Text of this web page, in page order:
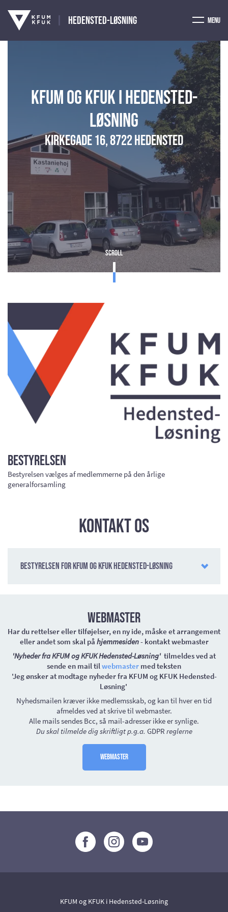
Hedensted-Løsning Menu
KFUM og KFUK i Hedensted-
Løsning
Kirkegade 16, 8722 Hedensted
Scroll
Bestyrelsen
Bestyrelsen vælges af medlemmerne på den årlige
generalforsamling
Kontakt os
Bestyrelsen for KFUM og KFUK Hedensted-Løsning
Webmaster
Har du rettelser eller tilføjelser, en ny ide, måske et arrangement
eller andet som skal på hjemmesiden- kontakt webmaster
'Nyheder fra KFUM og KFUK Hedensted-Løsning'tilmeldes ved at
sende en mail til webmaster med teksten
'Jeg ønsker at modtage nyheder fra KFUM og KFUK Hedensted-
Løsning'
Nyhedsmailen kræver ikke medlemsskab, og kan til hver en tid
afmeldes ved at skrive til webmaster.
Alle mails sendes Bcc, så mail-adresser ikke er synlige.
Du skal tilmelde dig skriftligtp.g.a. GDPR reglerne
Webmaster
KFUM og KFUK i Hedensted-Løsning